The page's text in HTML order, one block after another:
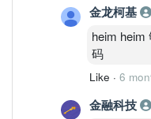
金龙柯基
heim heim
码
Like · 6
金融科技